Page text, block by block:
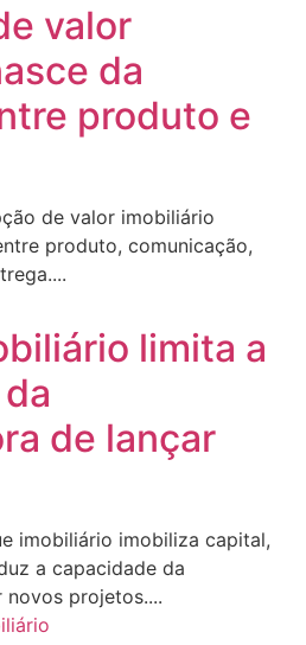
valor
da
produto e
de valor imobiliário
produto, comunicação,
limita a
de lançar
imobiliário imobiliza capital,
a capacidade da
projetos....